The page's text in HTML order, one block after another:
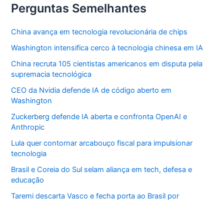
Perguntas Semelhantes
China avança em tecnologia revolucionária de chips
Washington intensifica cerco à tecnologia chinesa em IA
China recruta 105 cientistas americanos em disputa pela
supremacia tecnológica
CEO da Nvidia defende IA de código aberto em
Washington
Zuckerberg defende IA aberta e confronta OpenAI e
Anthropic
Lula quer contornar arcabouço fiscal para impulsionar
tecnologia
Brasil e Coreia do Sul selam aliança em tech, defesa e
educação
Taremi descarta Vasco e fecha porta ao Brasil por